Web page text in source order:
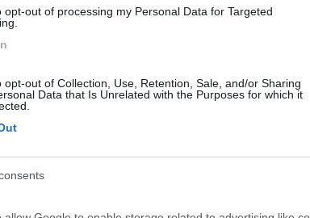
opt-out of processing my Personal Data for Targeted
opt-out of Collection, Use, Retention, Sale, and/or Sharing
Data that Is Unrelated with the Purposes for which it
torrechiara, il tutto dipende dal sapere se il castello
lo possiamo fissare a colorno vicino alla reggia.
un grande abbraccio e alla prossima.
possiamo organizzarci senza vincoli se non
sapere. Per la sosta ci sono due comuni parcheggi